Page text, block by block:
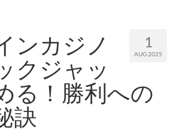
1
AUG 2025
ンカジノ
クジャッ
る！勝利への
訣